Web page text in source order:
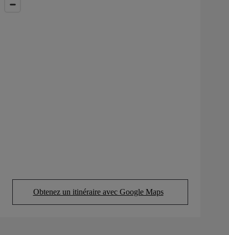
Obtenez un itinéraire avec Google Maps
(Opens in new tab)